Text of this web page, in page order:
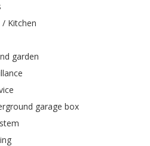
Kitchen
garden
garage box